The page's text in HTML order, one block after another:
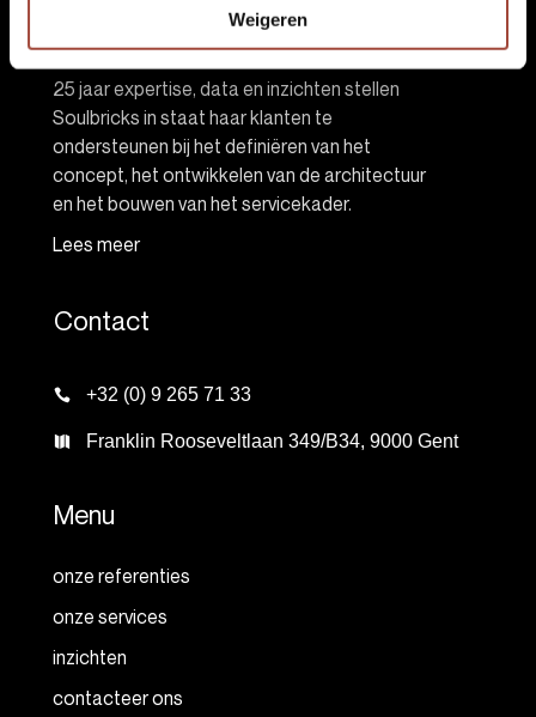
Weigeren
About Soulbricks
25 jaar expertise, data en inzichten stellen
Soulbricks in staat haar klanten te
ondersteunen bij het definiëren van het
concept, het ontwikkelen van de architectuur
en het bouwen van het servicekader.
Lees meer
Contact
+32 (0) 9 265 71 33
Franklin Rooseveltlaan 349/B34, 9000 Gent
Menu
onze referenties
onze services
inzichten
contacteer ons